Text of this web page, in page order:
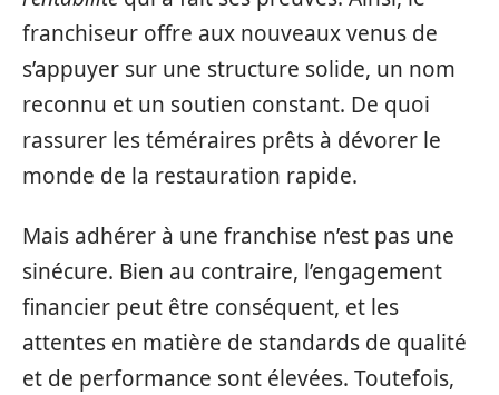
franchiseur offre aux nouveaux venus de
s’appuyer sur une structure solide, un nom
reconnu et un soutien constant. De quoi
rassurer les téméraires prêts à dévorer le
monde de la restauration rapide.
Mais adhérer à une franchise n’est pas une
sinécure. Bien au contraire, l’engagement
financier peut être conséquent, et les
attentes en matière de standards de qualité
et de performance sont élevées. Toutefois,